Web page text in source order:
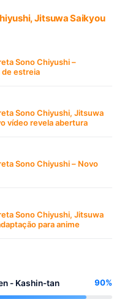
Jitsuwa Saikyou
Sono Chiyushi –
de estreia
Sono Chiyushi, Jitsuwa
vídeo revela abertura
Sono Chiyushi – Novo
Sono Chiyushi, Jitsuwa
para anime
- Kashin-tan 90%